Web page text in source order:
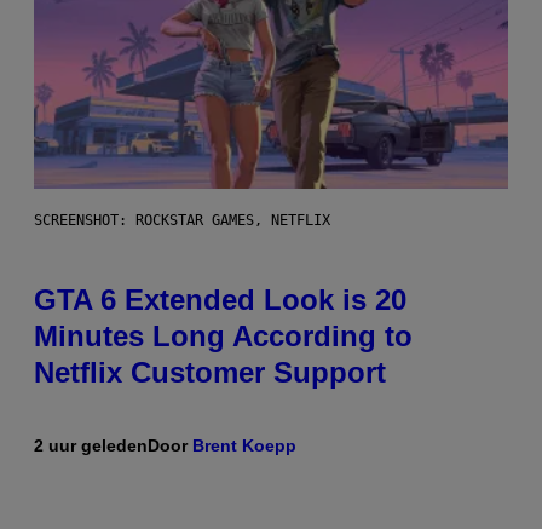
SCREENSHOT: ROCKSTAR GAMES, NETFLIX
GTA 6 Extended Look is 20
Minutes Long According to
Netflix Customer Support
2 uur geledenDoor Brent Koepp